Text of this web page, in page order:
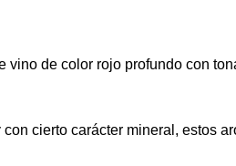
vino de color rojo profundo con
cierto carácter mineral, estos